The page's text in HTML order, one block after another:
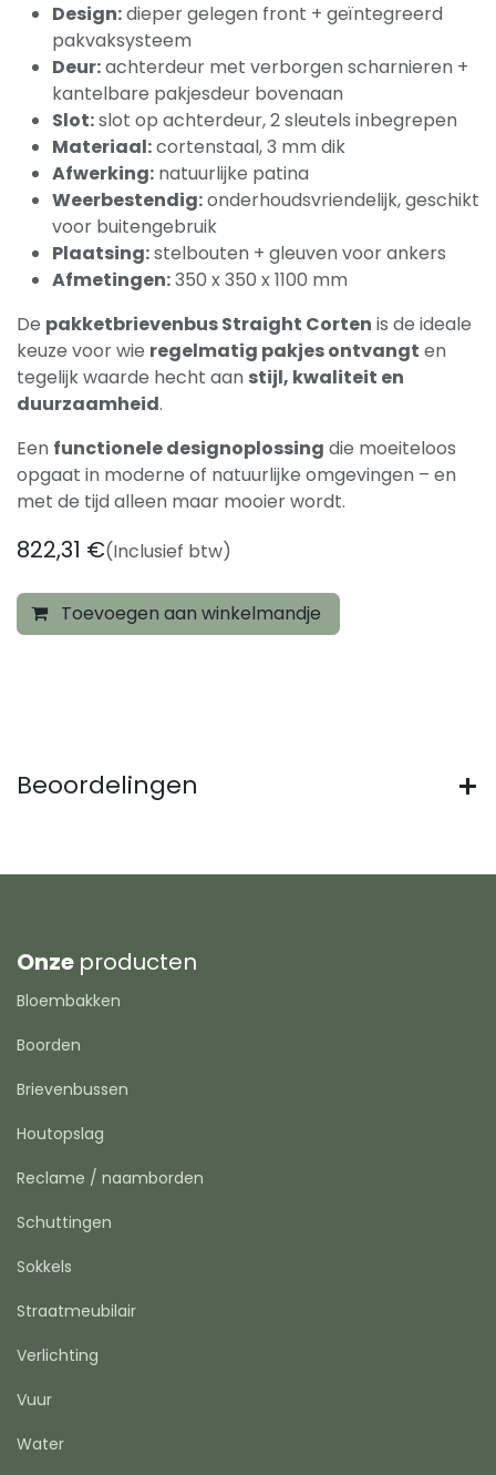
Design:dieper gelegen front + geïntegreerd
pakvaksysteem
Deur:achterdeur met verborgen scharnieren +
kantelbare pakjesdeur bovenaan
Slot:slot op achterdeur, 2 sleutels inbegrepen
Materiaal:cortenstaal, 3 mm dik
Afwerking: natuurlijke patina
Weerbestendig:onderhoudsvriendelijk, geschikt
voor buitengebruik
Plaatsing:stelbouten + gleuven voor ankers
Afmetingen:350 x 350 x 1100 mm
De pakketbrievenbus Straight Corten is de ideale
keuze voor wie regelmatig pakjes ontvangt en
tegelijk waarde hecht aan stijl, kwaliteit en
duurzaamheid.
Een functionele designoplossing die moeiteloos
opgaat in moderne of natuurlijke omgevingen – en
met de tijd alleen maar mooier wordt.
822,31 €(Inclusief btw)
Toevoegen aan winkelmandje
Beoordelingen
Onze producten
Bloembakken
Boorden
Brievenbussen
Houtopslag
Reclame / naamborden
Schuttingen
Sokkels
Straatmeubilair
Verlichting
Vuur
Water